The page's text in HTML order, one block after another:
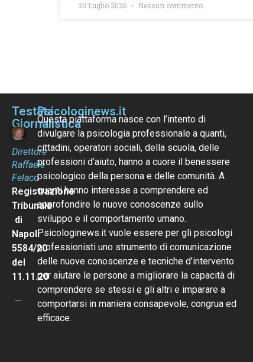
30 Luglio 2026 Nessun commento
Testata
Giornalistica
Direttore
Raffaele
Felaco
Registrazione
Tribunale
di
Napoli
5584/20
del
11.11.20
Psicologinews.it
Questa piattaforma nasce con l’intento di
divulgare la psicologia professionale a quanti,
cittadini, operatori sociali, della scuola, delle
professioni d’aiuto, hanno a cuore il benessere
psicologico della persona e delle comunità. A
quanti hanno interesse a comprendere ed
approfondire le nuove conoscenze sullo
sviluppo e il comportamento umano.
Psicologinews.it vuole essere per gli psicologi
professionisti uno strumento di comunicazione
delle nuove conoscenze e tecniche d’intervento
per aiutare le persone a migliorare la capacità di
comprendere se stessi e gli altri e imparare a
comportarsi in maniera consapevole, congrua ed
efficace.